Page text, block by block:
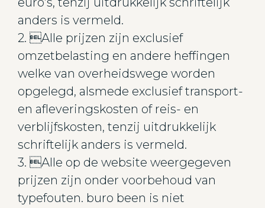
anders is vermeld.
2. Alle prijzen zijn exclusief
omzetbelasting en andere heffingen
welke van overheidswege worden
opgelegd, alsmede exclusief transport-
en afleveringskosten of reis- en
verblijfskosten, tenzij uitdrukkelijk
schriftelijk anders is vermeld.
3. Alle op de website weergegeven
prijzen zijn onder voorbehoud van
typefouten. buro been is niet